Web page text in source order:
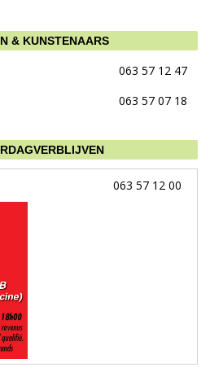
& KUNSTENAARS
063 57 12 47
063 57 07 18
063 57 12 00